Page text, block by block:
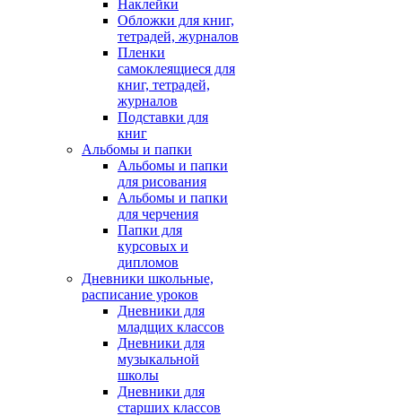
Наклейки
Обложки для книг,
тетрадей, журналов
Пленки
самоклеящиеся для
книг, тетрадей,
журналов
Подставки для
книг
Альбомы и папки
Альбомы и папки
для рисования
Альбомы и папки
для черчения
Папки для
курсовых и
дипломов
Дневники школьные,
расписание уроков
Дневники для
младщих классов
Дневники для
музыкальной
школы
Дневники для
старших классов